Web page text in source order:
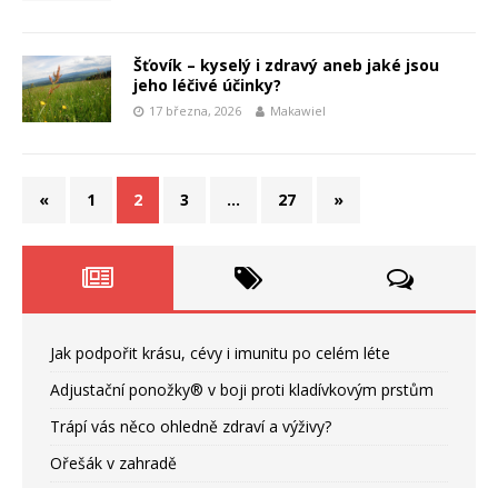
Šťovík – kyselý i zdravý aneb jaké jsou
jeho léčivé účinky?
17 března, 2026 Makawiel
« 1 2 3 … 27 »
Jak podpořit krásu, cévy i imunitu po celém léte
Adjustační ponožky® v boji proti kladívkovým prstům
Trápí vás něco ohledně zdraví a výživy?
Ořešák v zahradě